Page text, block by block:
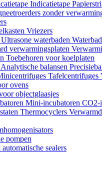
Indicatietape
zonder
Vriezers
Ultrasone waterbaden
verwarmingsplaten
Toebehoren voor koelplaten
Analytische balansen
Tafelcentrifuges
ovens
objectglaasjes
Mini-incubatoren CO2-
Thermocyclers
pompen
automatische sealers